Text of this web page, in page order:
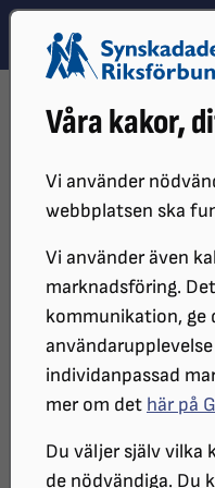
Våra kakor,
Vi använder
webbplatsen ska
Vi använder även
marknadsföring.
kommunikation, ge
individanpassad
mer om det här på
Du väljer själv vilka
de nödvändiga. Du
Hoppa till innehåll
Hoppa till hitta snabbt
BRANSCHFÖRENINGAR
KONSTHANTVERKARES
VÅRA MEDLEMMAR
Porträtt av Kjell